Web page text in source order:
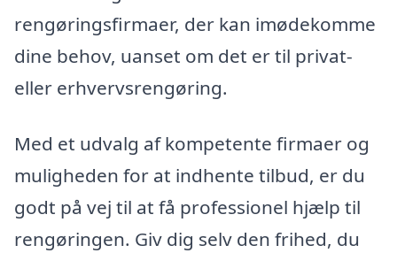
rengøringsfirmaer, der kan imødekomme
dine behov, uanset om det er til privat-
eller erhvervsrengøring.
Med et udvalg af kompetente firmaer og
muligheden for at indhente tilbud, er du
godt på vej til at få professionel hjælp til
rengøringen. Giv dig selv den frihed, du